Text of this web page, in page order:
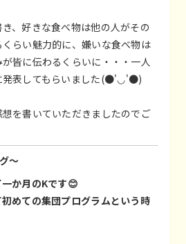
、好きな食べ物は他の人がその
らい魅力的に、嫌いな食べ物は
皆に伝わるくらいに・・・一人
発表してもらいました(●'◡'●)
を書いていただきましたのでご
～
か月のKです😊
めての集団プログラムという時